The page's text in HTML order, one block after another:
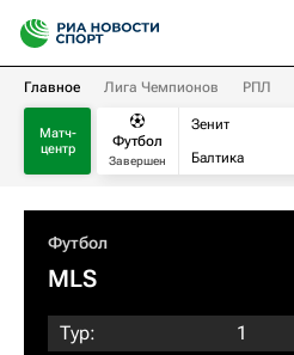
Главное Лига Чемпионов РПЛ
Матч-
центр
Футбол
Завершен
Зенит
Балтика
Футбол
MLS
Тур:
1